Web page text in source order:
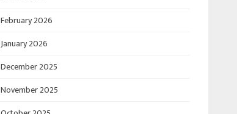
February 2026
January 2026
December 2025
November 2025